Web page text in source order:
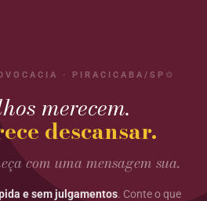
· PIRACICABA/SP
merecem.
descansar.
com uma mensagem sua.
e sem julgamentos. Conte o que